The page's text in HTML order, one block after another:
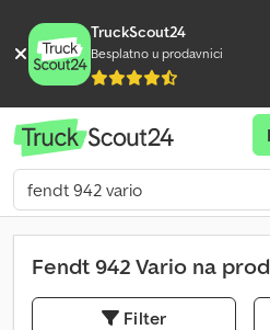
TruckScout24
Besplatno u prodavnici
Fendt 942 Vario na
Filter